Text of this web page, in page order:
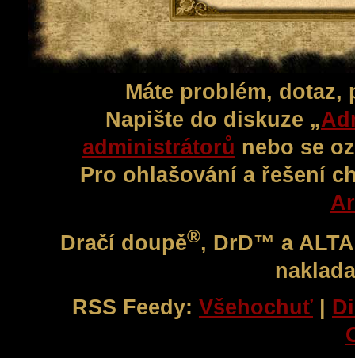
Máte problém,
Napište do diskuze „
administrátorů nebo se
Pro ohlašování a řešení
Dračí doupě®, DrD™ a
RSS Feedy: Všehochuť